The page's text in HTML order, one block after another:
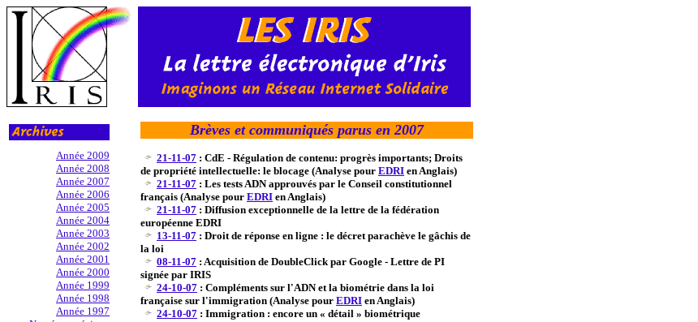
Année 2009
Année 2008
Année 2007
Année 2006
Année 2005
Année 2004
Année 2003
Année 2002
Année 2001
Année 2000
Année 1999
Année 1998
Année 1997
Brèves et communiqués parus en 2007
21-11-07 : CdE - Régulation de contenu: progrès importants; Droits
de propriété intellectuelle: le blocage (Analyse pour EDRI en Anglais)
21-11-07 : Les tests ADN approuvés par le Conseil constitutionnel
français (Analyse pour EDRI en Anglais)
21-11-07 : Diffusion exceptionnelle de la lettre de la fédération
européenne EDRI
13-11-07 : Droit de réponse en ligne : le décret parachève le gâchis de
la loi
08-11-07 : Acquisition de DoubleClick par Google - Lettre de PI
signée par IRIS
24-10-07 : Compléments sur l'ADN et la biométrie dans la loi
française sur l'immigration (Analyse pour EDRI en Anglais)
24-10-07 : Immigration : encore un « détail » biométrique